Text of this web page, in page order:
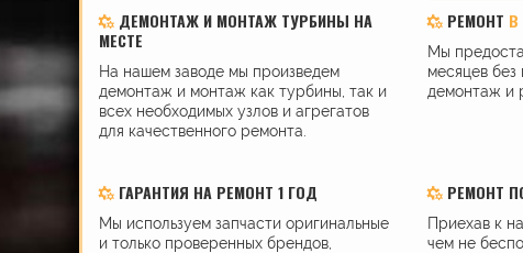
ДЕМОНТАЖ И МОНТАЖ ТУРБИНЫ НА
МЕСТЕ
На нашем заводе мы произведем
демонтаж и монтаж как турбины, так и
всех необходимых узлов и агрегатов
для качественного ремонта.
РЕМОНТ В
Мы
месяцев без
демонтаж и
ГАРАНТИЯ НА РЕМОНТ 1 ГОД
Мы используем запчасти оригинальные
и только проверенных брендов,
РЕМОНТ
Приехав к
чем не